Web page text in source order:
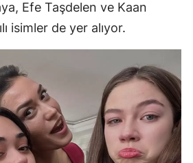
Efe Taşdelen ve Kaan
isimler de yer alıyor.